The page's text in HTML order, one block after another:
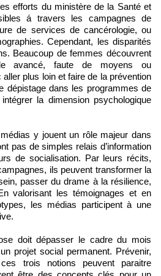
efforts du ministère de la Santé et
á travers les campagnes de
de services de cancérologie, ou
Cependant, les disparités
Beaucoup de femmes découvrent
avancé, faute de moyens ou
aller plus loin et faire de la prévention
dépistage dans les programmes de
la dimension psychologique
y jouent un rôle majeur dans
pas de simples relais d’information
de socialisation. Par leurs récits,
ils peuvent transformer la
passer du drame à la résilience,
valorisant les témoignages et en
les médias participent à une
doit dépasser le cadre du mois
projet social permanent. Prévenir,
trois notions peuvent paraitre